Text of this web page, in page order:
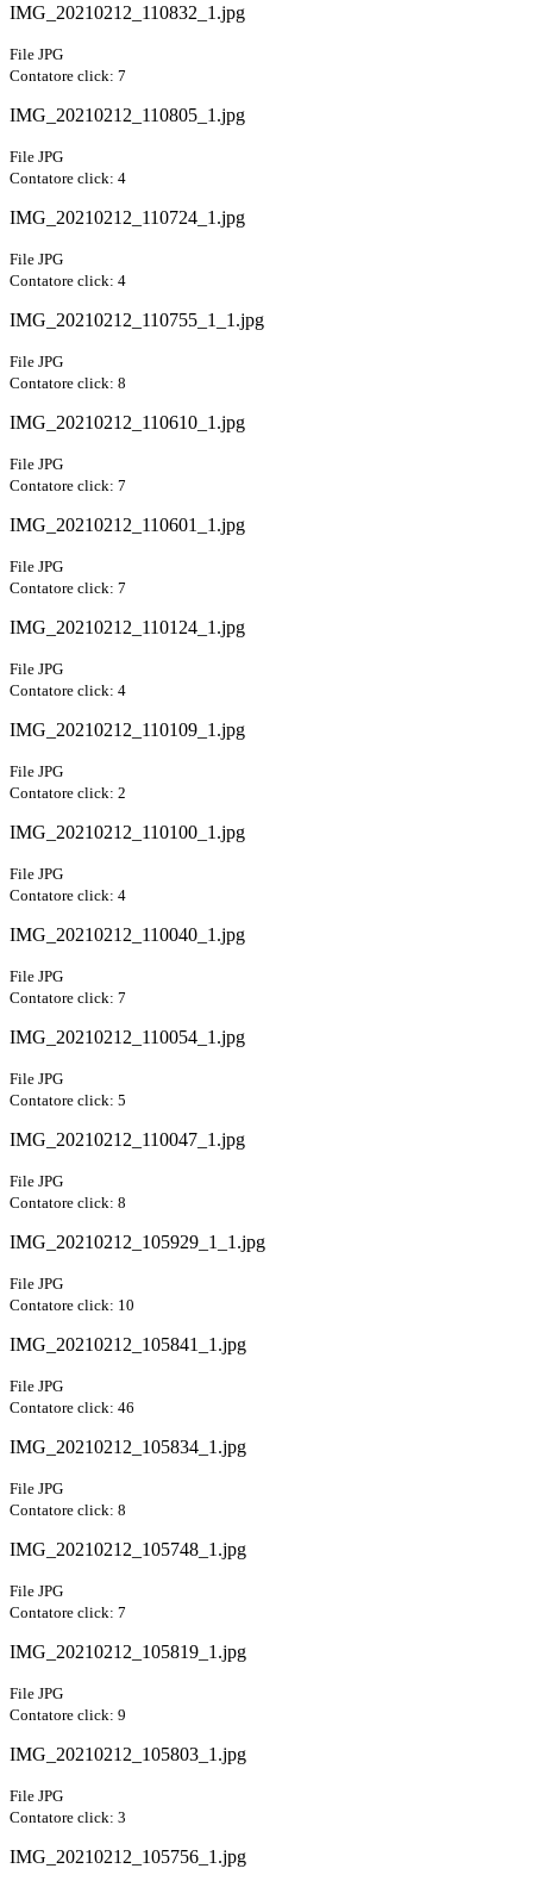
IMG_20210212_110832_1.jpg
File JPG
Contatore click: 7
IMG_20210212_110805_1.jpg
File JPG
Contatore click: 4
IMG_20210212_110724_1.jpg
File JPG
Contatore click: 4
IMG_20210212_110755_1_1.jpg
File JPG
Contatore click: 8
IMG_20210212_110610_1.jpg
File JPG
Contatore click: 7
IMG_20210212_110601_1.jpg
File JPG
Contatore click: 7
IMG_20210212_110124_1.jpg
File JPG
Contatore click: 4
IMG_20210212_110109_1.jpg
File JPG
Contatore click: 2
IMG_20210212_110100_1.jpg
File JPG
Contatore click: 4
IMG_20210212_110040_1.jpg
File JPG
Contatore click: 7
IMG_20210212_110054_1.jpg
File JPG
Contatore click: 5
IMG_20210212_110047_1.jpg
File JPG
Contatore click: 8
IMG_20210212_105929_1_1.jpg
File JPG
Contatore click: 10
IMG_20210212_105841_1.jpg
File JPG
Contatore click: 46
IMG_20210212_105834_1.jpg
File JPG
Contatore click: 8
IMG_20210212_105748_1.jpg
File JPG
Contatore click: 7
IMG_20210212_105819_1.jpg
File JPG
Contatore click: 9
IMG_20210212_105803_1.jpg
File JPG
Contatore click: 3
IMG_20210212_105756_1.jpg